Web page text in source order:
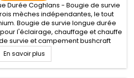
Durée Coghlans - Bougie de survie
mèches indépendantes, le tout
Bougie de survie longue durée
l'éclairage, chauffage et chauffe
survie et campement bushcraft
En savoir plus